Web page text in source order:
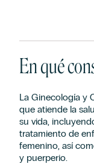
En qué
La Ginecología y
que atiende la
su vida,
tratamiento de
femenino, así
y puerperio.